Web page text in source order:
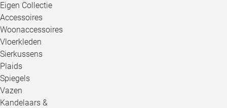
Eigen Collectie
Accessoires
Woonaccessoires
Vloerkleden
Sierkussens
Plaids
Spiegels
Vazen
Kandelaars &